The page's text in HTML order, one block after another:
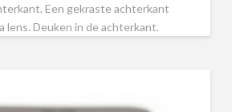
Een gekraste achterkant
lens. Deuken in de achterkant.